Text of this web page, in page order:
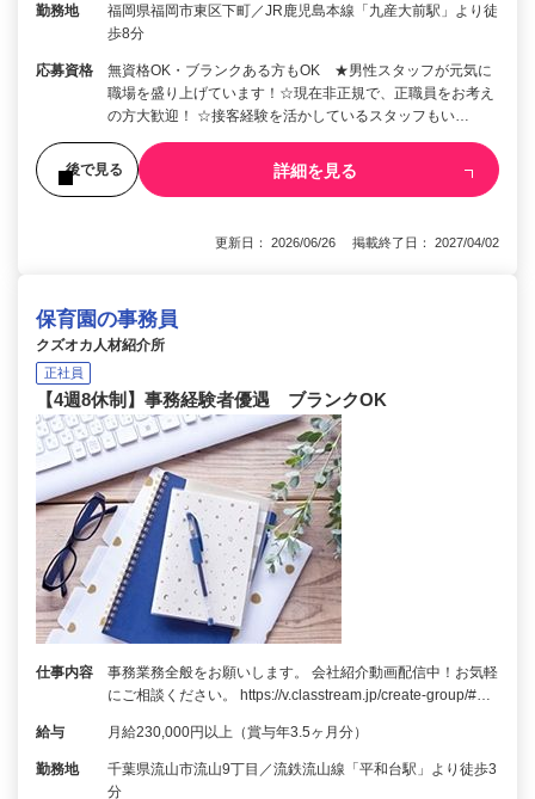
勤務地
福岡県福岡市東区下町／JR鹿児島本線「九産大前駅」より徒
歩8分
応募資格
無資格OK・ブランクある方もOK ★男性スタッフが元気に
職場を盛り上げています！☆現在非正規で、正職員をお考え
の方大歓迎！ ☆接客経験を活かしているスタッフもい…
後で見る 詳細を見る
更新日： 2026/06/26 掲載終了日： 2027/04/02
保育園の事務員
クズオカ人材紹介所
正社員
【4週8休制】事務経験者優遇 ブランクOK
仕事内容
事務業務全般をお願いします。 会社紹介動画配信中！お気軽
にご相談ください。 https://v.classtream.jp/create-group/#…
給与 月給230,000円以上（賞与年3.5ヶ月分）
勤務地
千葉県流山市流山9丁目／流鉄流山線「平和台駅」より徒歩3
分